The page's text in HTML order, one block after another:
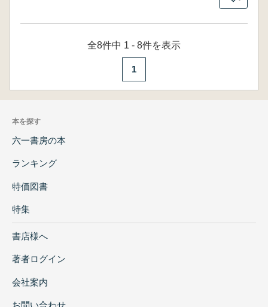
全8件中 1 - 8件を表示
1
本を探す
六一書房の本
ランキング
特価図書
特集
書店様へ
著者ログイン
会社案内